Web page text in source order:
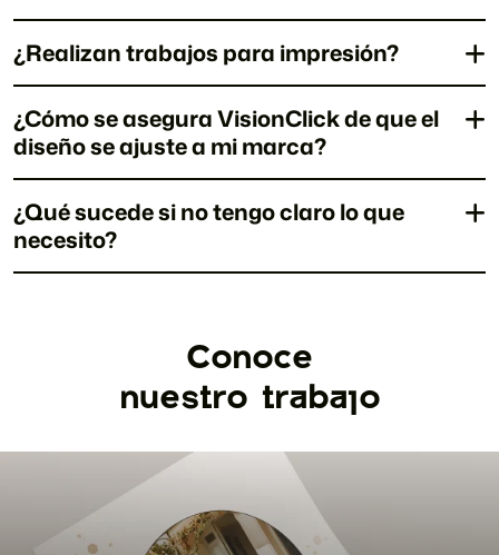
¿Realizan trabajos para impresión?
¿Cómo se asegura VisionClick de que el
diseño se ajuste a mi marca?
¿Qué sucede si no tengo claro lo que
necesito?
Conoce
nuestro trabajo